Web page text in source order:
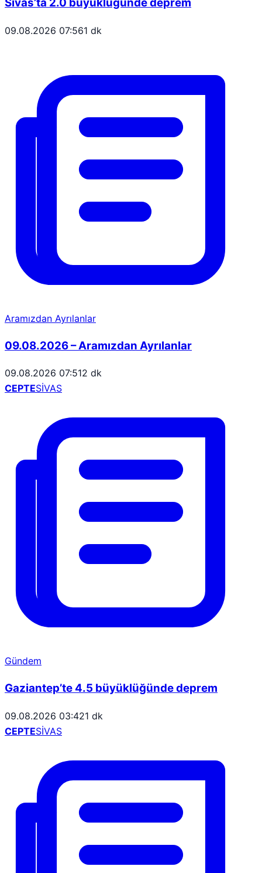
09.08.2026 07:561 dk
Aramızdan Ayrılanlar
09.08.2026 – Aramızdan Ayrılanlar
09.08.2026 07:512 dk
CEPTESİVAS
Gündem
Gaziantep’te 4.5 büyüklüğünde deprem
09.08.2026 03:421 dk
CEPTESİVAS